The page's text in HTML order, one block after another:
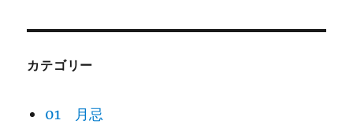
カテゴリー
01 月忌